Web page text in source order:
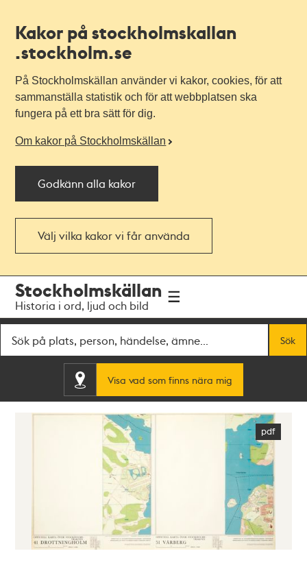
Kakor på stockholmskallan
.stockholm.se
På Stockholmskällan använder vi kakor, cookies, för att
sammanställa statistik och för att webbplatsen ska
fungera på ett bra sätt för dig.
Om kakor på Stockholmskällan
Godkänn alla kakor
Välj vilka kakor vi får använda
navigationen
huvudinnehållet
Stockholmskällan
Historia i ord, ljud och bild
Sök
Visa vad som finns nära mig